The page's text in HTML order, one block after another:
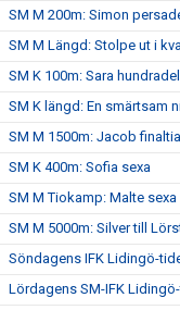
SM M 200m: Simon
SM M Längd: Stolpe ut i
SM K 100m: Sara
SM K längd: En smärtsam
SM M 1500m: Jacob finaltia
SM K 400m: Sofia sexa
SM M Tiokamp: Malte sexa
SM M 5000m: Silver till
Söndagens IFK Lidingö-
Lördagens SM-IFK